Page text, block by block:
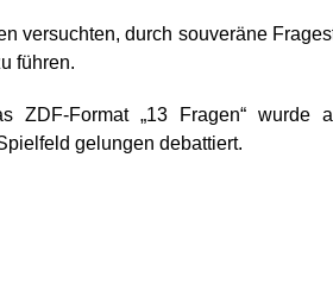
versuchten, durch souveräne
führen.
ZDF-Format „13 Fragen“ wurde
gelungen debattiert.